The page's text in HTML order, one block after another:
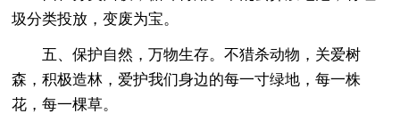
圾分类投放，变废为宝。
五、保护自然，万物生存。不猎杀动物，关爱树
森，积极造林，爱护我们身边的每一寸绿地，每一株
花，每一棵草。